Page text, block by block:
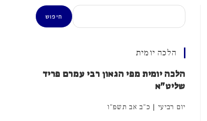
חיפוש
חיפוש
הלכה יומית
הלכה יומית מפי הגאון רבי עמרם פריד
שליט"א
יום רביעי | כ"ב אב תשפ"ו